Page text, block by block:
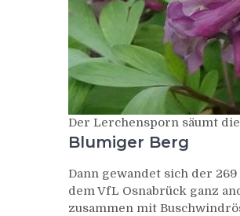
Der Lerchensporn säumt
Blumiger Berg
Dann gewandet sich der
dem VfL Osnabrück ganz
zusammen mit